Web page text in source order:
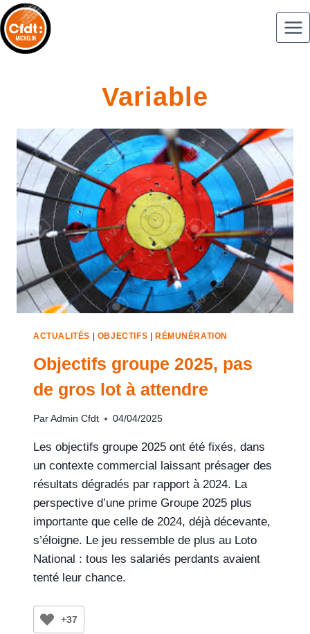
Variable
ACTUALITÉS | OBJECTIFS | RÉMUNÉRATION
Objectifs groupe 2025, pas
de gros lot à attendre
Par Admin Cfdt 04/04/2025
Les objectifs groupe 2025 ont été fixés, dans
un contexte commercial laissant présager des
résultats dégradés par rapport à 2024. La
perspective d’une prime Groupe 2025 plus
importante que celle de 2024, déjà décevante,
s’éloigne. Le jeu ressemble de plus au Loto
National : tous les salariés perdants avaient
tenté leur chance.
+37